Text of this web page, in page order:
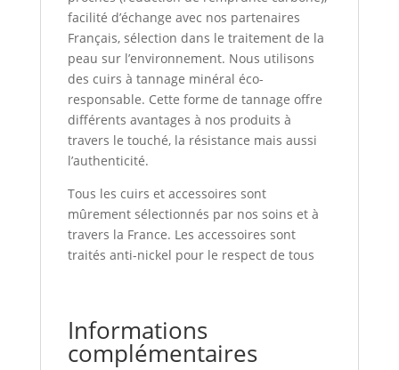
facilité d’échange avec nos partenaires
Français, sélection dans le traitement de la
peau sur l’environnement. Nous utilisons
des cuirs à tannage minéral éco-
responsable. Cette forme de tannage offre
différents avantages à nos produits à
travers le touché, la résistance mais aussi
l’authenticité.
Tous les cuirs et accessoires sont
mûrement sélectionnés par nos soins et à
travers la France. Les accessoires sont
traités anti-nickel pour le respect de tous
Informations
complémentaires